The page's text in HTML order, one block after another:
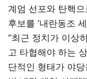
계엄 선포와 탄핵
후보를 ‘내란동조
“최근 정치가 이상
고 타협해야 하는
단적인 형태가 야